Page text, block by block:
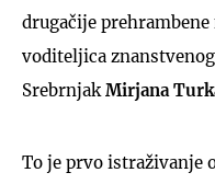
drugačije prehrambene
voditeljica
Srebrnjak Mirjana
To je prvo istraživanje